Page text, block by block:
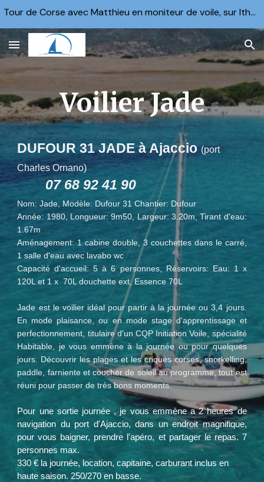
Tour de Corse avec Matthieu en moniteur de voile, sur Ithaka ou Margaë, 2 semaines en Juin. 6000 €
Voilier Jade
DUFOUR 31 JADEà Ajaccio(port
Charles Ornano)
07 68 92 41 90
Nom: Jade, Modèle: Dufour 31 Chantier: Dufour
Année: 1980, Longueur: 9m50, Largeur: 3.20m, Tirant d'eau:
1.67m
Aménagement: 1 cabine double, 3 couchettes dans le carré,
1 salle d'eau avec lavabo wc
Capacité d'accueil: 5 à 6 personnes, Réservoirs: Eau: 1 x
120L et 1 x 70L douchette ext, Essence 70L
Jade est le voilier idéal pour partir à la journée ou 3,4 jours.
En mode plaisance, ou en mode stage d'apprentissage et
perfectionnement, titulaire d'un CQP Initiation Voile, spécialité
Habitable, je vous emmène à la journée ou pour quelques
jours. Découvrir les plages et les criques corses, snorkelling,
paddle, farniente et coucher de soleil au programme, tout est
réuni pour passer de très bons moments.
Pour une sortie journée , je vous emmène a 2 heures de
navigation du port d'Ajaccio, dans un endroit magnifique,
pour vous baigner, prendre l'apéro, et partager le repas. 7
personnes max.
330 € la journée, location, capitaine, carburant inclus en
haute saison. 250/270 en basse.